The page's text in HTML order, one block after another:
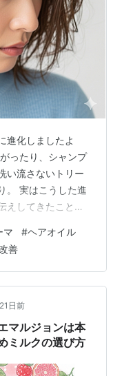
進化しましたよ
ったり、シャンプ
い流さないトリー
。 ​実はこうした進
えしてきたことが
毛矯正をかけるな
限にする」 ​これ
す。 ​でも世の中を
にはまってしまっ
をかけているの
マ #ヘアオイル
善
21日前
マルジョンは本
ミルクの選び方